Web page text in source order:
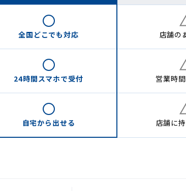
全国どこでも対応 店舗の
24時間スマホで受付 営業時
自宅から 出せる 店舗に